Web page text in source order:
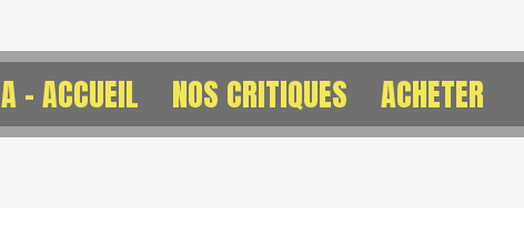
– ACCUEIL NOS CRITIQUES ACHETER